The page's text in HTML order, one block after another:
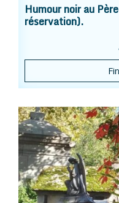
Humour noir au
réservation).